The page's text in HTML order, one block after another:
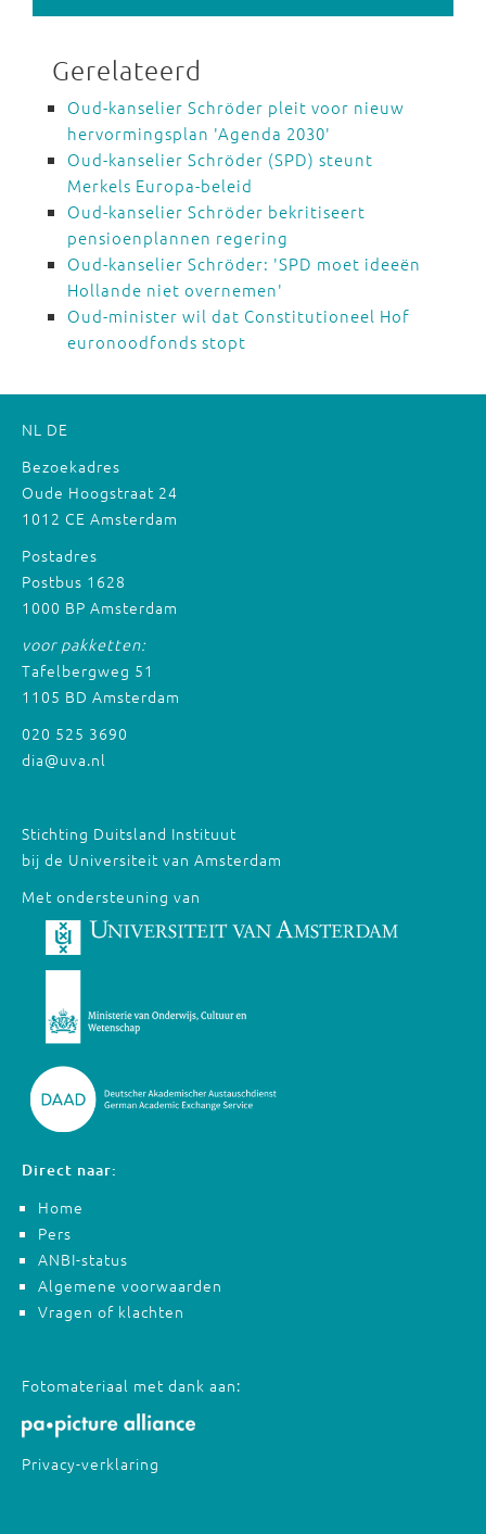
Gerelateerd
Oud-kanselier Schröder pleit voor nieuw
hervormingsplan 'Agenda 2030'
Oud-kanselier Schröder (SPD) steunt
Merkels Europa-beleid
Oud-kanselier Schröder bekritiseert
pensioenplannen regering
Oud-kanselier Schröder: 'SPD moet ideeën
Hollande niet overnemen'
Oud-minister wil dat Constitutioneel Hof
euronoodfonds stopt
NL DE
Bezoekadres
Oude Hoogstraat 24
1012 CE Amsterdam
Postadres
Postbus 1628
1000 BP Amsterdam
voor pakketten:
Tafelbergweg 51
1105 BD Amsterdam
020 525 3690
dia@uva.nl
Stichting Duitsland Instituut
bij de Universiteit van Amsterdam
Met ondersteuning van
Direct naar:
Home
Pers
ANBI-status
Algemene voorwaarden
Vragen of klachten
Fotomateriaal met dank aan:
Privacy-verklaring